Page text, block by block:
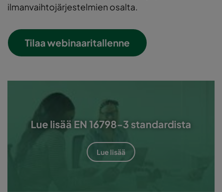
ilmanvaihtojärjestelmien osalta.
Tilaa webinaaritallenne
Lue lisää EN 16798-3 standardista
Lue lisää